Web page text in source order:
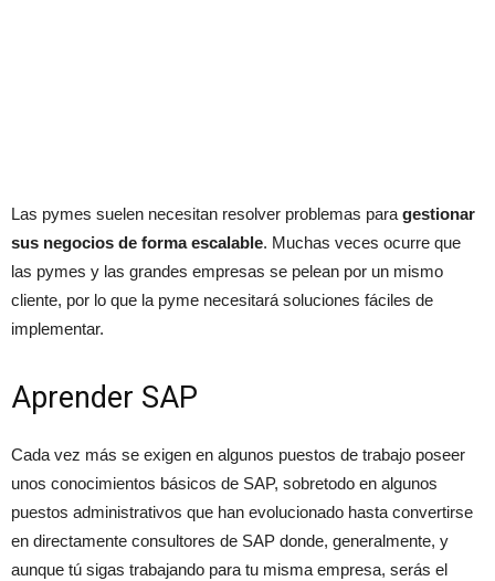
Las pymes suelen necesitan resolver problemas para gestionar
sus negocios de forma escalable. Muchas veces ocurre que
las pymes y las grandes empresas se pelean por un mismo
cliente, por lo que la pyme necesitará soluciones fáciles de
implementar.
Aprender SAP
Cada vez más se exigen en algunos puestos de trabajo poseer
unos conocimientos básicos de SAP, sobretodo en algunos
puestos administrativos que han evolucionado hasta convertirse
en directamente consultores de SAP donde, generalmente, y
aunque tú sigas trabajando para tu misma empresa, serás el